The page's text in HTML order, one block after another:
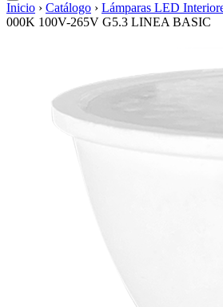
Inicio › Catálogo › Lámparas LED
000K 100V-265V G5.3 LINEA BASIC